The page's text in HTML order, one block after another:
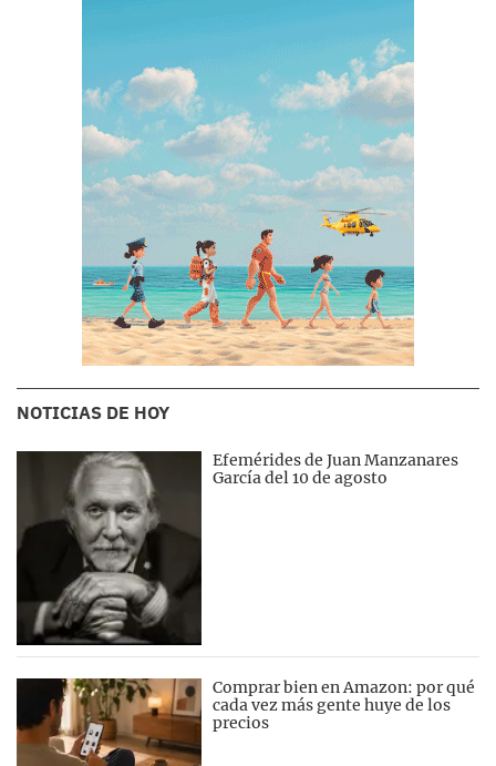
NOTICIAS DE HOY
Efemérides de Juan Manzanares
García del 10 de agosto
Comprar bien en Amazon: por qué
cada vez más gente huye de los
precios